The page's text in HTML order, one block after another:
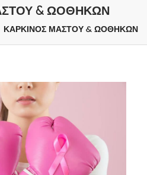
& ΩΟΘΗΚΩΝ
ΚΑΡΚΙΝΟΣ ΜΑΣΤΟΥ & ΩΟΘΗΚΩΝ